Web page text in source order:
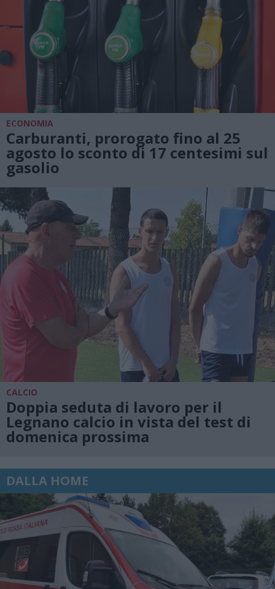
ECONOMIA
Carburanti, prorogato fino al 25
agosto lo sconto di 17 centesimi sul
gasolio
CALCIO
Doppia seduta di lavoro per il
Legnano calcio in vista del test di
domenica prossima
DALLA HOME